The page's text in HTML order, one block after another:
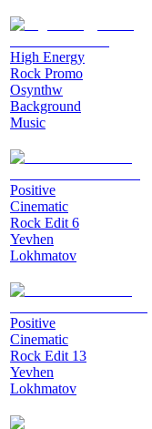
High Energy
Rock Promo
Osynthw
Background
Music
Positive
Cinematic
Rock Edit 6
Yevhen
Lokhmatov
Positive
Cinematic
Rock Edit 13
Yevhen
Lokhmatov